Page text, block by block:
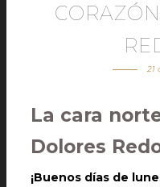
21
La cara
Dolores
¡Buenos días de